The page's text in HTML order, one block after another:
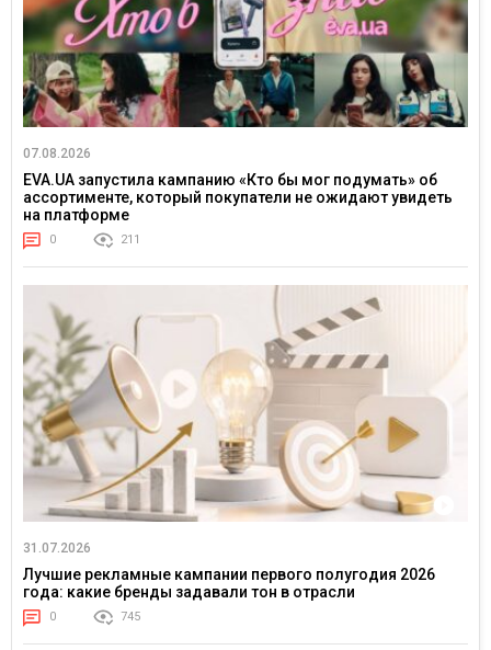
07.08.2026
EVA.UA запустила кампанию «Кто бы мог подумать» об
ассортименте, который покупатели не ожидают увидеть
на платформе
0 211
31.07.2026
Лучшие рекламные кампании первого полугодия 2026
года: какие бренды задавали тон в отрасли
0 745